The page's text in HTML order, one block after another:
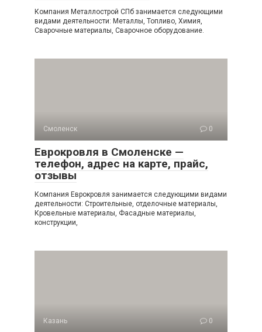
Компания Металлострой СПб занимается следующими
видами деятельности: Металлы, Топливо, Химия,
Сварочные материалы, Сварочное оборудование.
Смоленск 0
Еврокровля в Смоленске —
телефон, адрес на карте, прайс,
отзывы
Компания Еврокровля занимается следующими видами
деятельности: Строительные, отделочные материалы,
Кровельные материалы, Фасадные материалы,
конструкции,
Казань 0